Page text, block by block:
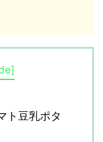
]
ト豆乳ポタ